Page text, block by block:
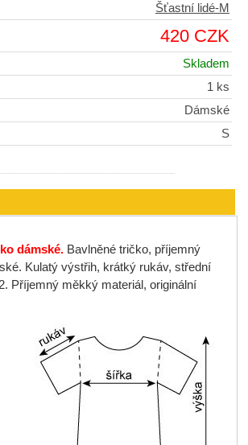
Šťastní lidé-M
420 CZK
Skladem
1 ks
Dámské
S
dámské. Bavlněné tričko, příjemný
Kulatý výstřih, krátký rukáv, střední
Příjemný měkký materiál, originální